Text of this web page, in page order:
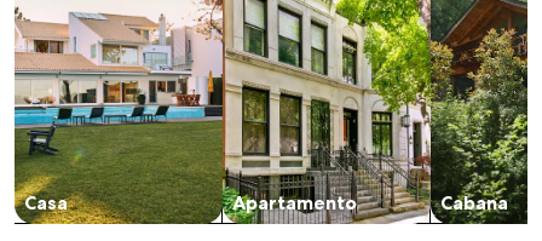
Casa Apartamento Cabana